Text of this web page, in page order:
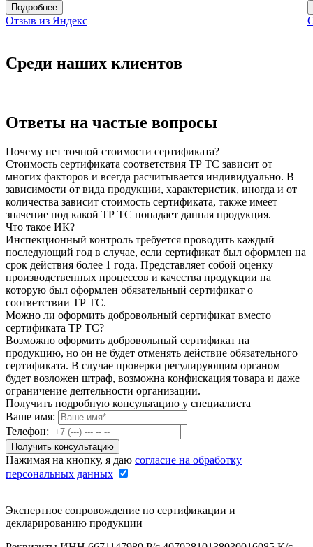
Подробнее
Отзыв из Яндекс
Среди наших клиентов
Ответы на частые вопросы
Почему нет точной стоимости сертификата?
Стоимость сертификата соответствия ТР ТС зависит от
многих факторов и всегда расчитывается индивидуально. В
зависимости от вида продукции, характеристик, иногда и от
количества зависит стоимость сертификата, также имеет
значение под какой ТР ТС попадает данная продукция.
Что такое ИК?
Инспекционный контроль требуется проводить каждый
последующий год в случае, если сертификат был оформлен на
срок действия более 1 года. Представляет собой оценку
производственных процессов и качества продукции на
которую был оформлен обязательный сертификат о
соответствии ТР ТС.
Можно ли оформить добровольный сертификат вместо
сертификата ТР ТС?
Возможно оформить добровольный сертификат на
продукцию, но он не будет отменять действие обязательного
сертификата. В случае проверки регулирующим органом
будет возложен штраф, возможна конфискация товара и даже
ограничение деятельности организации.
Получить подробную консультацию у специалиста
Ваше имя:
Телефон:
Нажимая на кнопку, я даю согласие на обработку
персональных данных
Экспертное сопровождение по сертификации и
декларированию продукции